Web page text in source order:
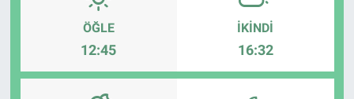
ÖĞLE
12:45
İKINDI
16:32